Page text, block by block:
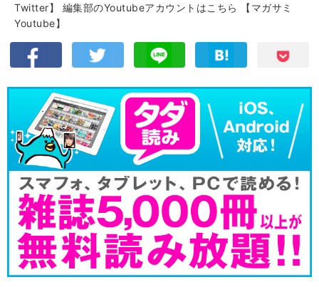
Twitter】
編集部のYoutubeアカウントはこちら
【マガサミ
Youtube】